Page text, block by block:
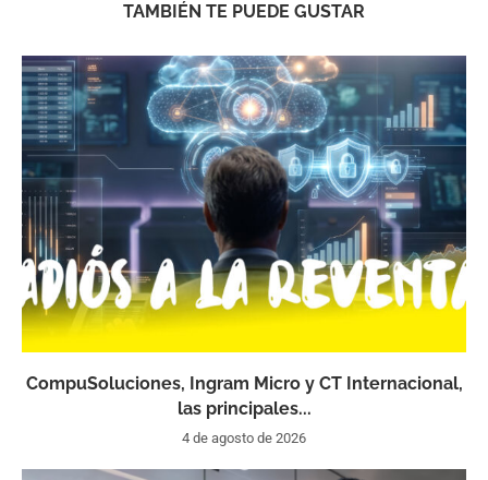
TAMBIÉN TE PUEDE GUSTAR
CompuSoluciones, Ingram Micro y CT Internacional,
las principales...
4 de agosto de 2026